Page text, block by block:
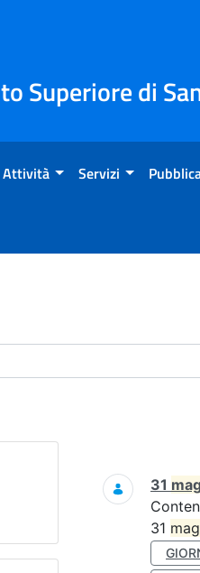
Superiore di
Attività Servizi
- Eventi
Ricerca
31
31